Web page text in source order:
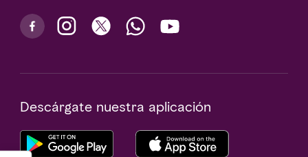
Descárgate nuestra aplicación